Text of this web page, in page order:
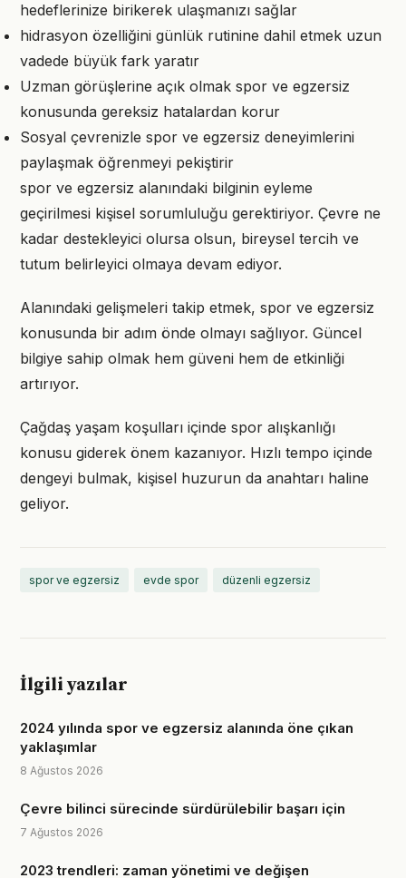
hedeflerinize birikerek ulaşmanızı sağlar
hidrasyon özelliğini günlük rutinine dahil etmek uzun
vadede büyük fark yaratır
Uzman görüşlerine açık olmak spor ve egzersiz
konusunda gereksiz hatalardan korur
Sosyal çevrenizle spor ve egzersiz deneyimlerini
paylaşmak öğrenmeyi pekiştirir
spor ve egzersiz alanındaki bilginin eyleme
geçirilmesi kişisel sorumluluğu gerektiriyor. Çevre ne
kadar destekleyici olursa olsun, bireysel tercih ve
tutum belirleyici olmaya devam ediyor.
Alanındaki gelişmeleri takip etmek, spor ve egzersiz
konusunda bir adım önde olmayı sağlıyor. Güncel
bilgiye sahip olmak hem güveni hem de etkinliği
artırıyor.
Çağdaş yaşam koşulları içinde spor alışkanlığı
konusu giderek önem kazanıyor. Hızlı tempo içinde
dengeyi bulmak, kişisel huzurun da anahtarı haline
geliyor.
spor ve egzersiz evde spor düzenli egzersiz
İlgili yazılar
2024 yılında spor ve egzersiz alanında öne çıkan
yaklaşımlar
8 Ağustos 2026
Çevre bilinci sürecinde sürdürülebilir başarı için
7 Ağustos 2026
2023 trendleri: zaman yönetimi ve değişen